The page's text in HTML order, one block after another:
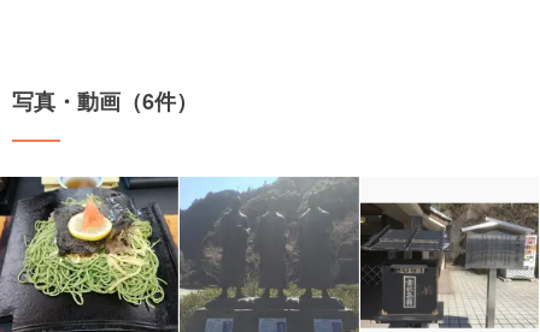
写真・動画（6件）